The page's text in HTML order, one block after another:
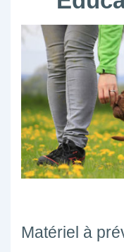
Matériel à